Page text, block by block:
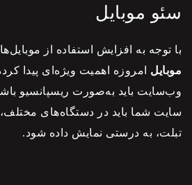
سئو موبایل
با توجه به افزایش استفاده از
موبایل امروزه اهمیت ویژه‌ای پیدا
وب‌سایت باید به‌صورت ریسپانسیو
سایت شما باید در دستگاه‌های مختلف،
تبلت، به درستی نمایش داده شود.